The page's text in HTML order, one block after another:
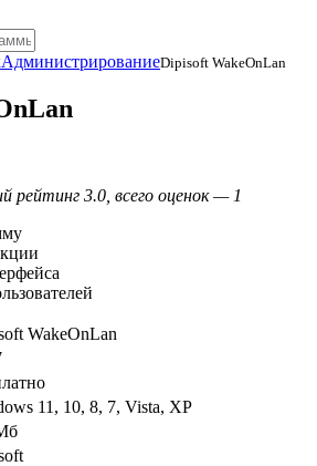
АдминистрированиеDipisoft WakeOnLan
рейтинг 3.0, всего оценок — 1
WakeOnLan
11, 10, 8, 7, Vista, XP